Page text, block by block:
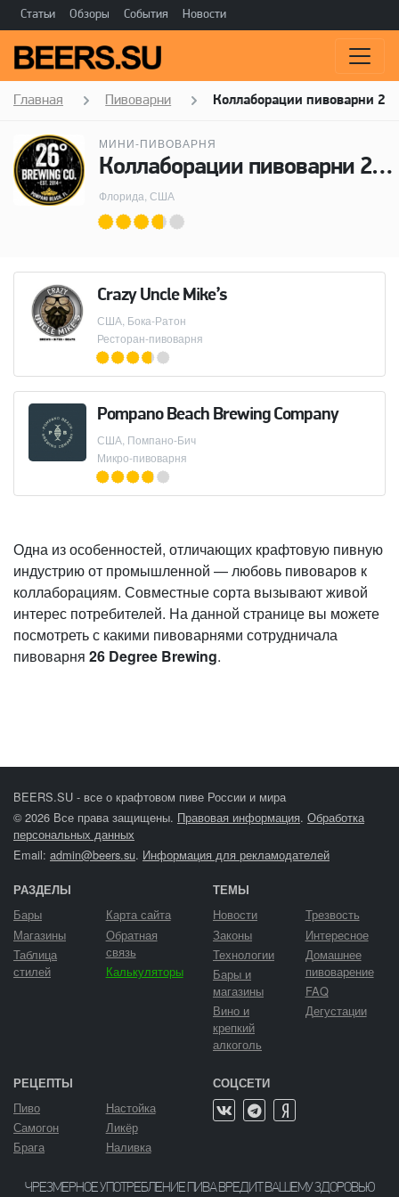
Статьи Обзоры События Новости
Главная Пивоварни Коллаборации пивоварни 26
МИНИ-ПИВОВАРНЯ
Коллаборации пивоварни 26 Degree Brewing
Флорида, США
Crazy Uncle Mike’s
США, Бока-Ратон
Ресторан-пивоварня
Pompano Beach Brewing Company
США, Помпано-Бич
Микро-пивоварня
Одна из особенностей, отличающих крафтовую пивную
индустрию от промышленной — любовь пивоваров к
коллаборациям. Совместные сорта вызывают живой
интерес потребителей. На данной странице вы можете
посмотреть с какими пивоварнями сотрудничала
пивоварня 26 Degree Brewing.
BEERS.SU - все о крафтовом пиве России и мира
© 2026 Все права защищены. Правовая информация. Обработка
персональных данных
Email: admin@beers.su. Информация для рекламодателей
РАЗДЕЛЫ
Бары
Магазины
Таблица
стилей
Карта сайта
Обратная
связь
Калькуляторы
ТЕМЫ
Новости
Законы
Технологии
Бары и
магазины
Вино и
крепкий
алкоголь
Трезвость
Интересное
Домашнее
пивоварение
FAQ
Дегустации
РЕЦЕПТЫ
Пиво
Самогон
Брага
Настойка
Ликёр
Наливка
СОЦСЕТИ
ЧРЕЗМЕРНОЕ УПОТРЕБЛЕНИЕ ПИВА ВРЕДИТ ВАШЕМУ ЗДОРОВЬЮ